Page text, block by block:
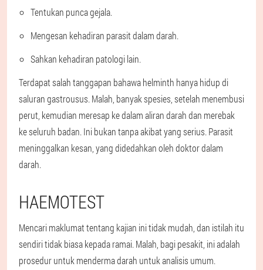
Tentukan punca gejala.
Mengesan kehadiran parasit dalam darah.
Sahkan kehadiran patologi lain.
Terdapat salah tanggapan bahawa helminth hanya hidup di
saluran gastrousus. Malah, banyak spesies, setelah menembusi
perut, kemudian meresap ke dalam aliran darah dan merebak
ke seluruh badan. Ini bukan tanpa akibat yang serius. Parasit
meninggalkan kesan, yang didedahkan oleh doktor dalam
darah.
HAEMOTEST
Mencari maklumat tentang kajian ini tidak mudah, dan istilah itu
sendiri tidak biasa kepada ramai. Malah, bagi pesakit, ini adalah
prosedur untuk menderma darah untuk analisis umum.